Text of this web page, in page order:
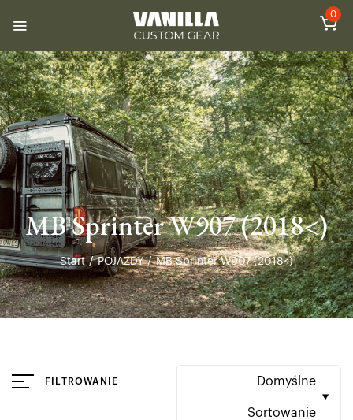
0
MB Sprinter W907 (2018<)
Start / POJAZDY / MB Sprinter W907 (2018<)
FILTROWANIE Domyślne
Sortowanie